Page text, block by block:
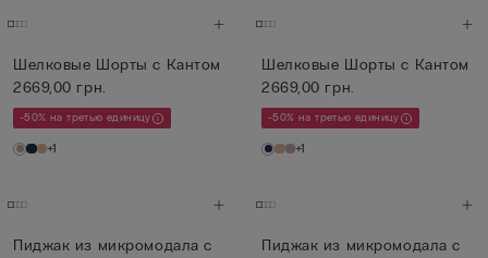
Шелковые Шорты с Кантом
2669,00 грн.
-50% на третью единицу
+1
Шелковые Шорты с Кантом
2669,00 грн.
-50% на третью единицу
+1
Пиджак из микромодала с
Пиджак из микромодала с